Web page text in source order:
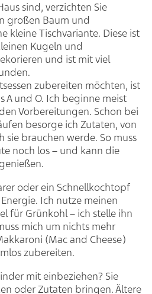
sind, verzichten Sie
großen Baum und
kleine Tischvariante. Diese ist
Kugeln und
und ist mit viel
zubereiten möchten, ist
A und O. Ich beginne meist
Vorbereitungen. Schon bei
besorge ich Zutaten, von
sie brauchen werde. So muss
noch los – und kann die
oder ein Schnellkochtopf
Ich nutze meinen
für Grünkohl – ich stelle ihn
mich um nichts mehr
(Mac and Cheese)
zubereiten.
mit einbeziehen? Sie
oder Zutaten bringen. Ältere